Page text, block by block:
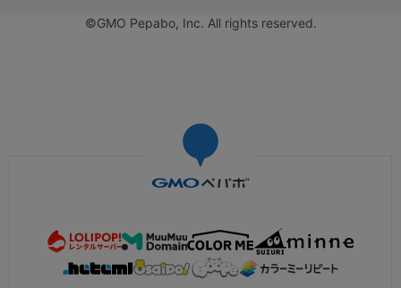
©GMO Pepabo, Inc. All rights reserved.